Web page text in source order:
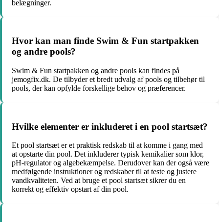
belægninger.
Hvor kan man finde Swim & Fun startpakken
og andre pools?
Swim & Fun startpakken og andre pools kan findes på
jemogfix.dk. De tilbyder et bredt udvalg af pools og tilbehør til
pools, der kan opfylde forskellige behov og præferencer.
Hvilke elementer er inkluderet i en pool startsæt?
Et pool startsæt er et praktisk redskab til at komme i gang med
at opstarte din pool. Det inkluderer typisk kemikalier som klor,
pH-regulator og algebekæmpelse. Derudover kan der også være
medfølgende instruktioner og redskaber til at teste og justere
vandkvaliteten. Ved at bruge et pool startsæt sikrer du en
korrekt og effektiv opstart af din pool.